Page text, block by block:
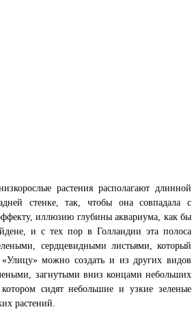
растения располагают длинной
стенке, так, чтобы она совпадала с
иллюзию глубины аквариума, как бы
и с тех пор в Голландии эта полоса
сердцевидными листьями, который
можно создать и из других видов
загнутыми вниз концами небольших
сидят небольшие и узкие зеленые
растений.